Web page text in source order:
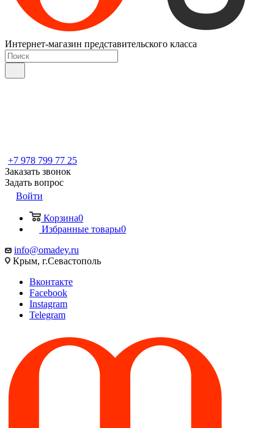
Интернет-магазин представительского класса
+7 978 799 77 25
Заказать звонок
Задать вопрос
Войти
Корзина0
Избранные товары0
info@omadey.ru
Крым, г.Севастополь
Вконтакте
Facebook
Instagram
Telegram